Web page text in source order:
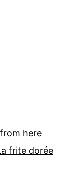
here
frite dorée